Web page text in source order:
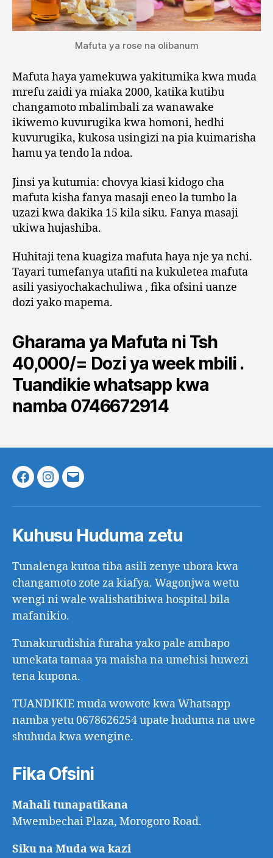
Mafuta ya rose na olibanum
Mafuta haya yamekuwa yakitumika kwa muda
mrefu zaidi ya miaka 2000, katika kutibu
changamoto mbalimbali za wanawake
ikiwemo kuvurugika kwa homoni, hedhi
kuvurugika, kukosa usingizi na pia kuimarisha
hamu ya tendo la ndoa.
Jinsi ya kutumia: chovya kiasi kidogo cha
mafuta kisha fanya masaji eneo la tumbo la
uzazi kwa dakika 15 kila siku. Fanya masaji
ukiwa hujashiba.
Huhitaji tena kuagiza mafuta haya nje ya nchi.
Tayari tumefanya utafiti na kukuletea mafuta
asili yasiyochakachuliwa , fika ofsini uanze
dozi yako mapema.
Gharama ya Mafuta ni Tsh
40,000/= Dozi ya week mbili .
Tuandikie whatsapp kwa
namba 0746672914
Facebook
Instagram
Email
Kuhusu Huduma zetu
Tunalenga kutoa tiba asili zenye ubora kwa
changamoto zote za kiafya. Wagonjwa wetu
wengi ni wale walishatibiwa hospital bila
mafanikio.
Tunakurudishia furaha yako pale ambapo
umekata tamaa ya maisha na umehisi huwezi
tena kupona.
TUANDIKIE muda wowote kwa Whatsapp
namba yetu 0678626254 upate huduma na uwe
shuhuda kwa wengine.
Fika Ofsini
Mahali tunapatikana
Mwembechai Plaza, Morogoro Road.
Siku na Muda wa kazi